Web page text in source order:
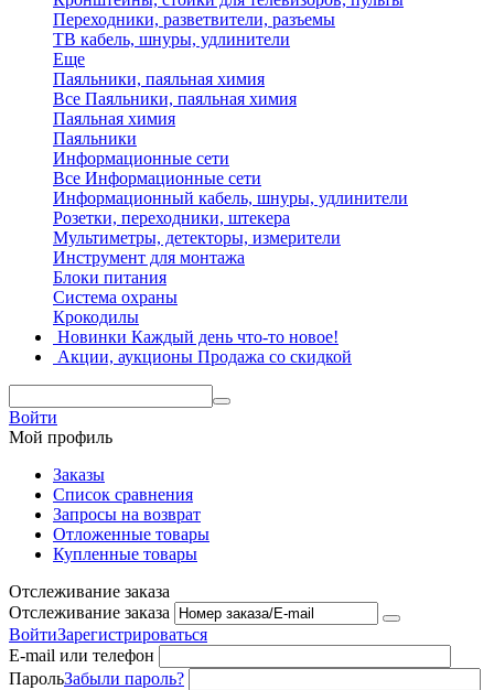
Переходники, разветвители, разъемы
ТВ кабель, шнуры, удлинители
Еще
Паяльники, паяльная химия
Все Паяльники, паяльная химия
Паяльная химия
Паяльники
Информационные сети
Все Информационные сети
Информационный кабель, шнуры, удлинители
Розетки, переходники, штекера
Мультиметры, детекторы, измерители
Инструмент для монтажа
Блоки питания
Система охраны
Крокодилы
Новинки Каждый день что-то новое!
Акции, аукционы Продажа со скидкой
Войти
Мой профиль
Заказы
Список сравнения
Запросы на возврат
Отложенные товары
Купленные товары
Отслеживание заказа
Отслеживание заказа
ВойтиЗарегистрироваться
E-mail или телефон
ПарольЗабыли пароль?